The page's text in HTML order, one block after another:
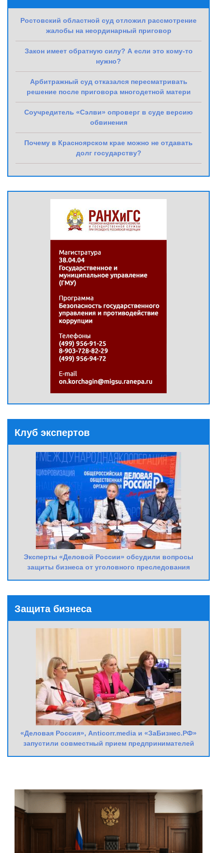
Ростовский областной суд отложил рассмотрение
жалобы на неординарный приговор
Закон имеет обратную силу? А если это кому-то
нужно?
Арбитражный суд отказался пересматривать
решение после приговора многодетной матери
Соучредитель «Сэлви» опроверг в суде версию
обвинения
Почему в Красноярском крае можно не отдавать
долг государству?
Клуб экспертов
Эксперты «Деловой России» обсудили вопросы
защиты бизнеса от уголовного преследования
Защита бизнеса
«Деловая Россия», Anticorr.media и «ЗаБизнес.РФ»
запустили совместный прием предпринимателей